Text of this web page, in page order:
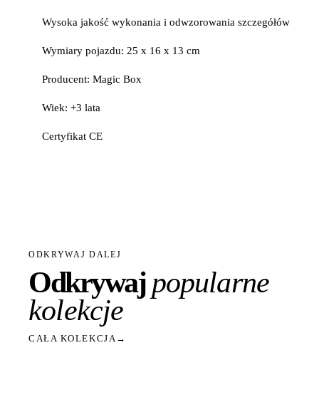
Wysoka jakość wykonania i odwzorowania szczegółów
Wymiary pojazdu: 25 x 16 x 13 cm
Producent: Magic Box
Wiek: +3 lata
Certyfikat CE
ODKRYWAJ DALEJ
Odkrywajpopularne
kolekcje
CAŁA KOLEKCJA→